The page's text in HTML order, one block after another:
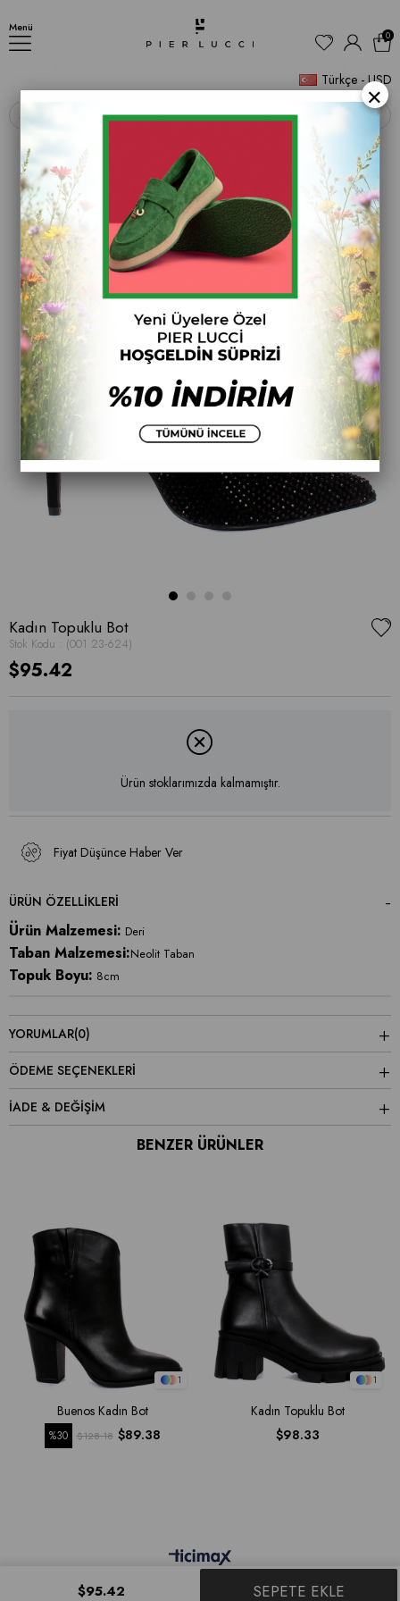
Menü
Türkçe - USD
0
‹ ›
Kadın Topuklu Bot
Stok Kodu (001 23-624)
$95.42
Ürün stoklarımızda kalmamıştır.
Fiyat Düşünce Haber Ver
ÜRÜN ÖZELLIKLERI
Ürün Malzemesi: Deri
Taban Malzemesi:Neolit Taban
Topuk Boyu: 8cm
YORUMLAR(0)
ÖDEME SEÇENEKLERI
İADE & DEĞİŞİM
BENZER ÜRÜNLER
1
Buenos Kadın Bot
$89.38
$128.18
%30
1
Kadın Topuklu Bot
$98.33
×
$95.42